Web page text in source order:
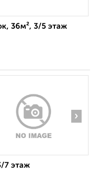
36м², 3/5 этаж
›
7 этаж